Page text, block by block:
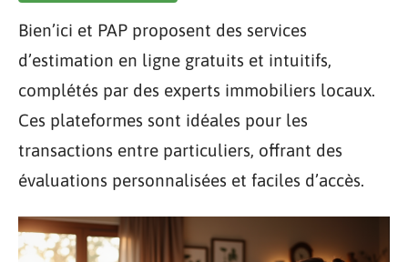
Bien’ici et PAP proposent des services
d’estimation en ligne gratuits et intuitifs,
complétés par des experts immobiliers locaux.
Ces plateformes sont idéales pour les
transactions entre particuliers, offrant des
évaluations personnalisées et faciles d’accès.